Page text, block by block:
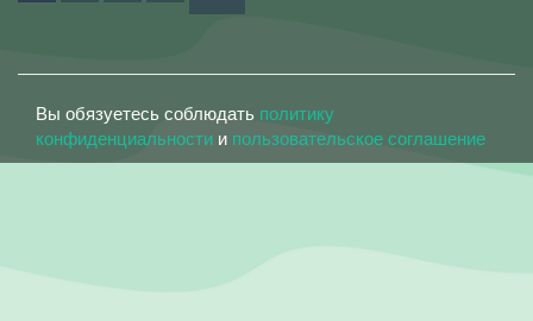
Вы обязуетесь соблюдать политику
конфиденциальности и пользовательское соглашение